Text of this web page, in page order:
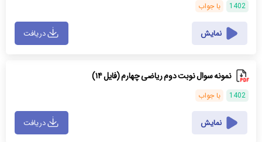
1402 با جواب
نمایش دریافت
نمونه سوال نوبت دوم ریاضی چهارم (فایل ۱۴)
1402 با جواب
نمایش دریافت